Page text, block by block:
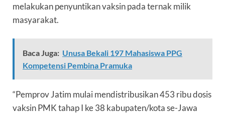
melakukan penyuntikan vaksin pada ternak milik
masyarakat.
Baca Juga: Unusa Bekali 197 Mahasiswa PPG
Kompetensi Pembina Pramuka
“Pemprov Jatim mulai mendistribusikan 453 ribu dosis
vaksin PMK tahap I ke 38 kabupaten/kota se-Jawa